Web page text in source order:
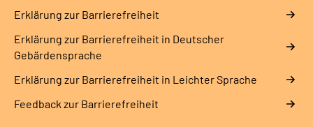
Erklärung zur Barrierefreiheit
Erklärung zur Barrierefreiheit in Deutscher
Gebärdensprache
Erklärung zur Barrierefreiheit in Leichter Sprache
Feedback zur Barrierefreiheit